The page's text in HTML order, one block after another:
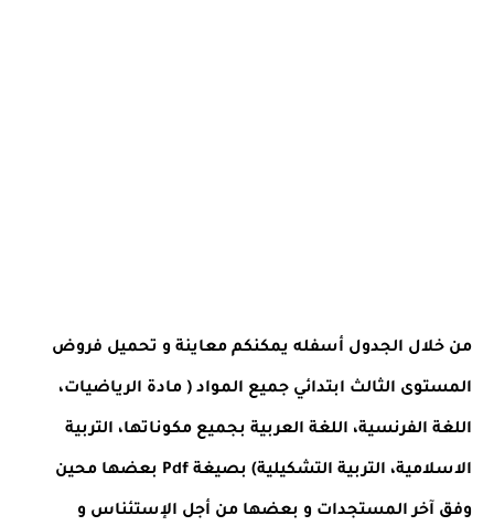
من خلال الجدول أسفله يمكنكم معاينة و تحميل فروض
المستوى الثالث ابتدائي جميع المواد ( مادة الرياضيات،
اللغة الفرنسية، اللغة العربية بجميع مكوناتها، التربية
الاسلامية، التربية التشكيلية) بصيغة Pdf بعضها محين
وفق آخر المستجدات و بعضها من أجل الإستئناس و